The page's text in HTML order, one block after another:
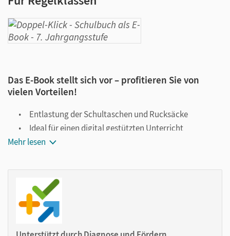
Das E-Book stellt sich vor – profitieren Sie von
vielen Vorteilen!
Entlastung der Schultaschen und Rucksäcke
Ideal für einen digital gestützten Unterricht
Notiz- und Markierungsmöglichkeit
Viele digitale Funktionen unterstützen das Lehren und
Lernen:
Notizen erstellen
Markierungen setzen
Mehr lesen